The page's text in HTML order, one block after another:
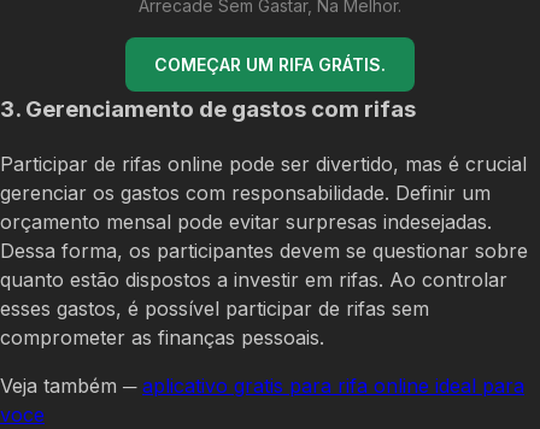
Arrecade Sem Gastar, Na Melhor.
COMEÇAR UM RIFA GRÁTIS.
3. Gerenciamento de gastos com rifas
Participar de rifas online pode ser divertido, mas é crucial
gerenciar os gastos com responsabilidade. Definir um
orçamento mensal pode evitar surpresas indesejadas.
Dessa forma, os participantes devem se questionar sobre
quanto estão dispostos a investir em rifas. Ao controlar
esses gastos, é possível participar de rifas sem
comprometer as finanças pessoais.
Veja também ─ aplicativo gratis para rifa online ideal para
voce